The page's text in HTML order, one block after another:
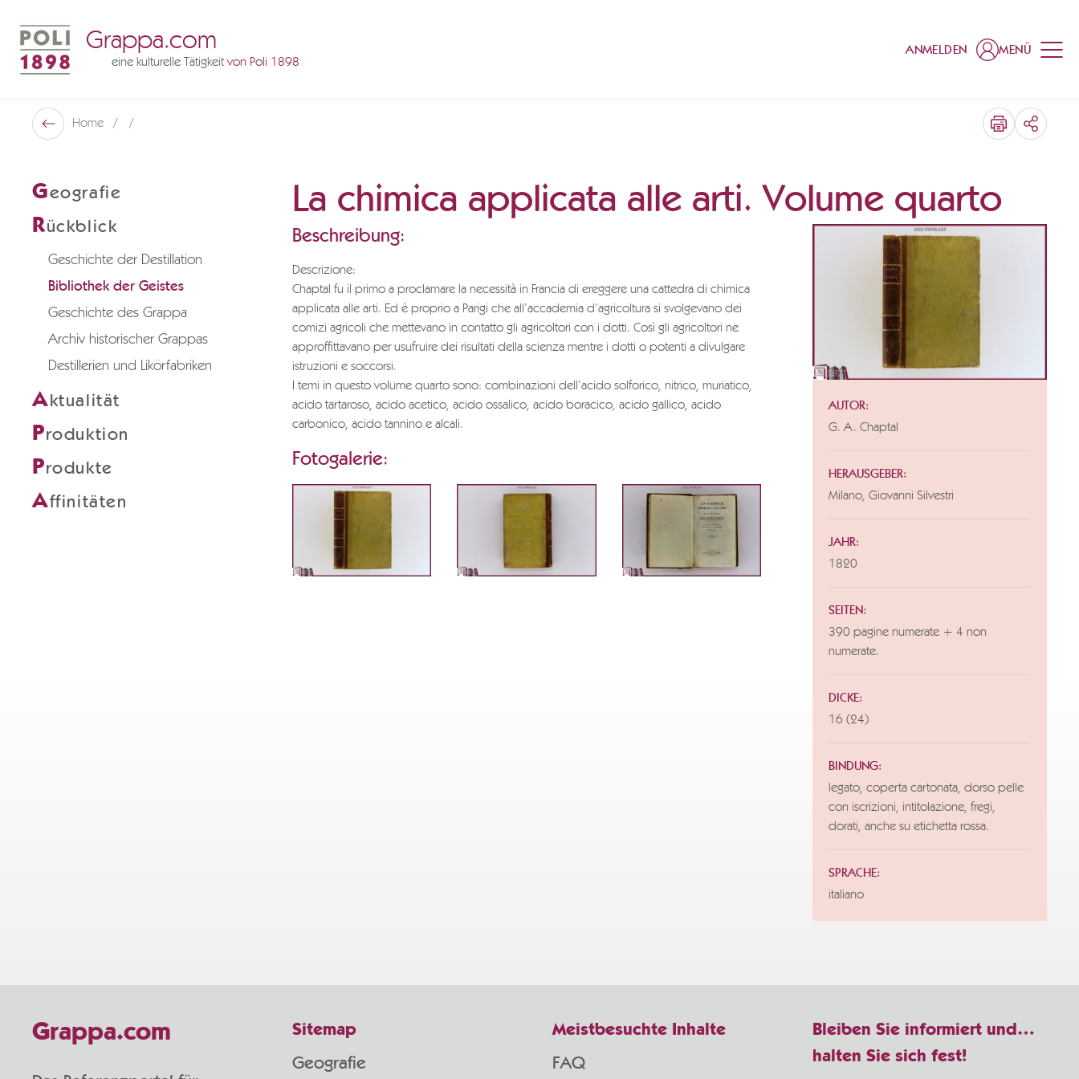
Grappa.com
eine kulturelle Tätigkeitvon Poli 1898
ANMELDEN MENÜ
Zurück
Home TEILEN
Geografie
Rückblick
Geschichte der Destillation
Bibliothek der Geistes
Geschichte des Grappa
Archiv historischer Grappas
Destillerien und Likörfabriken
A ktualität
Produktion
Produkte
Affinitäten
La chimica applicata alle arti. Volume quarto
AUTOR:
G. A. Chaptal
HERAUSGEBER:
Milano, Giovanni Silvestri
JAHR:
1820
SEITEN:
390 pagine numerate + 4 non
numerate.
DICKE:
16 (24)
BINDUNG:
legato, coperta cartonata, dorso pelle
con iscrizioni, intitolazione, fregi,
dorati, anche su etichetta rossa.
SPRACHE:
italiano
Beschreibung:
Descrizione:
Chaptal fu il primo a proclamare la necessità in Francia di ereggere una cattedra di chimica
applicata alle arti. Ed è proprio a Parigi che all’accademia d’agricoltura si svolgevano dei
comizi agricoli che mettevano in contatto gli agricoltori con i dotti. Così gli agricoltori ne
approffittavano per usufruire dei risultati della scienza mentre i dotti o potenti a divulgare
istruzioni e soccorsi.
I temi in questo volume quarto sono: combinazioni dell’acido solforico, nitrico, muriatico,
acido tartaroso, acido acetico, acido ossalico, acido boracico, acido gallico, acido
carbonico, acido tannino e alcali.
Fotogalerie:
Bleiben Sie informiert und…
halten Sie sich fest!
Grappa.com
Sitemap
Geografie
Meistbesuchte Inhalte
FAQ